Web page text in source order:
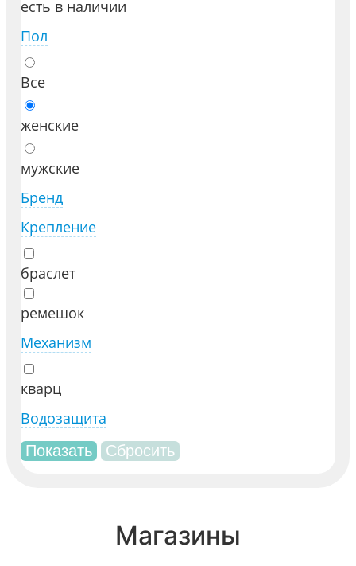
есть в наличии
Пол
Все
женские
мужские
Бренд
Крепление
браслет
ремешок
Механизм
кварц
Водозащита
Магазины